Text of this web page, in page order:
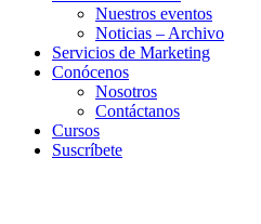
Nuestros eventos
Noticias – Archivo
Servicios de Marketing
Conócenos
Nosotros
Contáctanos
Cursos
Suscríbete